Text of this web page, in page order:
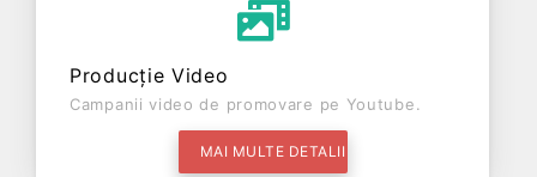
Producție Video
Campanii video de promovare pe Youtube.
MAI MULTE DETALII